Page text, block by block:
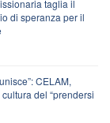
taglia il
di speranza per il
CELAM,
del “prendersi